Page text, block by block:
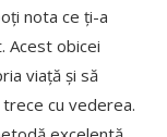
nota ce ți-a
Acest obicei
viață și să
cu vederea.